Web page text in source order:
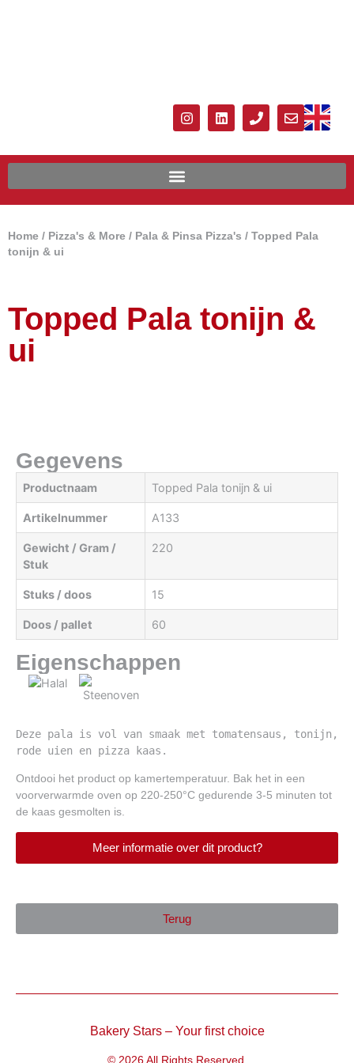
Home / Pizza's & More / Pala & Pinsa Pizza's / Topped Pala
tonijn & ui
Topped Pala tonijn &
ui
Gegevens
Productnaam Topped Pala tonijn & ui
Artikelnummer A133
Gewicht / Gram /
Stuk
220
Stuks / doos 15
Doos / pallet 60
Eigenschappen
Deze pala is vol van smaak met tomatensaus, tonijn,
rode uien en pizza kaas.
Ontdooi het product op kamertemperatuur. Bak het in een
voorverwarmde oven op 220-250°C gedurende 3-5 minuten tot
de kaas gesmolten is.
Meer informatie over dit product?
Terug
Bakery Stars – Your first choice
© 2026 All Rights Reserved.